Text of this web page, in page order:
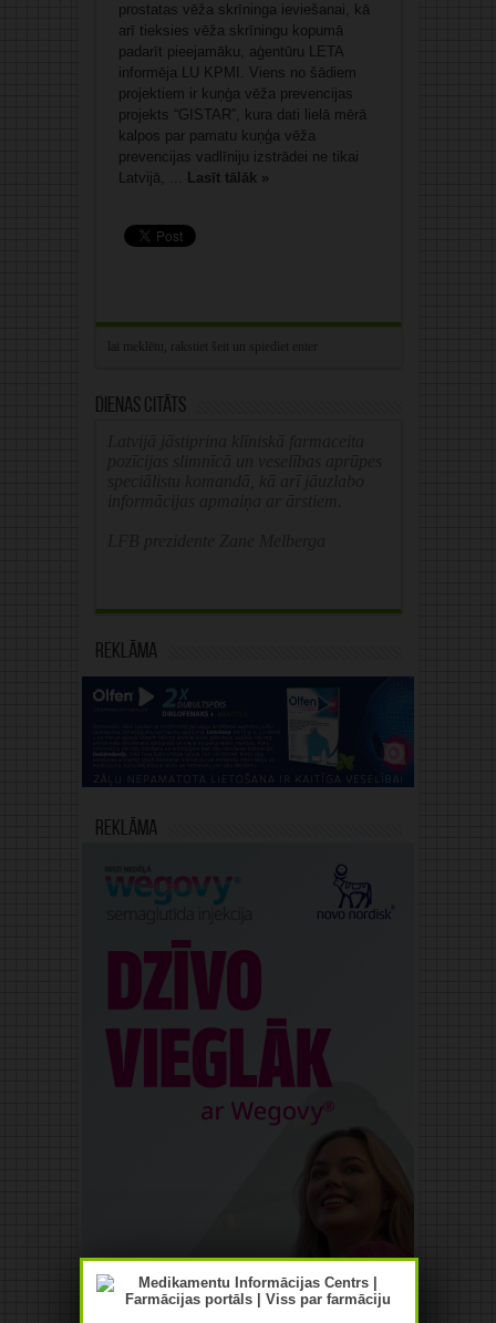
prostatas vēža skrīninga ieviešanai, kā
arī tieksies vēža skrīningu kopumā
padarīt pieejamāku, aģentūru LETA
informēja LU KPMI. Viens no šādiem
projektiem ir kuņģa vēža prevencijas
projekts “GISTAR”, kura dati lielā mērā
kalpos par pamatu kuņģa vēža
prevencijas vadlīniju izstrādei ne tikai
Latvijā, ... Lasīt tālāk »
Dienas citāts
Reklāma
Reklāma